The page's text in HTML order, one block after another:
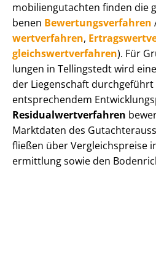
mo­bi­li­en­gut­ach­ten finden die
be­nen Be­wer­tungs­ver­fah­ren
wert­ver­fah­ren,
gleichs­wert­ver­fah­ren). Für
lun­gen in Tellingstedt wird
der Liegenschaft durchgeführt
entsprechendem
Re­si­du­al­wert­ver­fah­ren
Marktdaten des
fließen über Ver­gleichs­prei­se
ermitt­lung sowie den